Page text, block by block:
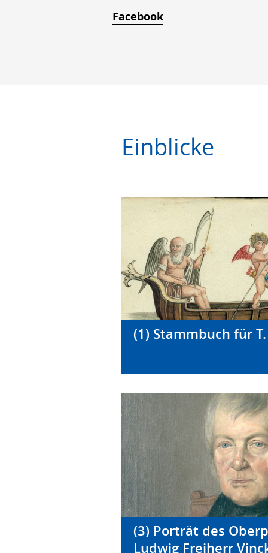
Facebook
Einblicke
(1) Stammbuch für
(3) Porträt des
Ludwig Freiherr